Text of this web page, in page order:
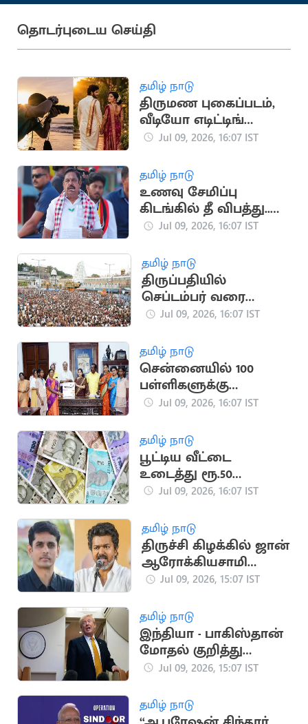
தொடர்புடைய செய்தி
தமிழ் நாடு
திருமண புகைப்படம்,
வீடியோ எடிட்டிங்
பயிற்சி: தமிழக அரசு
Jul 09, 2026, 16:07 IST
தமிழ் நாடு
உணவு சேமிப்பு
கிடங்கில் தீ விபத்து..
விசாரணை நடத்த
Jul 09, 2026, 16:07 IST
தமிழ் நாடு
திருப்பதியில்
செப்டம்பர் வரை
‘வி.ஐ.பி. பிரேக்
Jul 09, 2026, 16:07 IST
தமிழ் நாடு
சென்னையில் 100
பள்ளிகளுக்கு
பிரிண்டர் வழங்கிய
Jul 09, 2026, 16:07 IST
தமிழ் நாடு
பூட்டிய வீட்டை
உடைத்து ரூ.50
ஆயிரம், வெள்ளி
Jul 09, 2026, 16:07 IST
தமிழ் நாடு
திருச்சி கிழக்கில் ஜான்
ஆரோக்கியசாமி
போட்டி?
Jul 09, 2026, 15:07 IST
தமிழ் நாடு
இந்தியா - பாகிஸ்தான்
மோதல் குறித்து
அமெரிக்க அதிபர்
Jul 09, 2026, 15:07 IST
தமிழ் நாடு